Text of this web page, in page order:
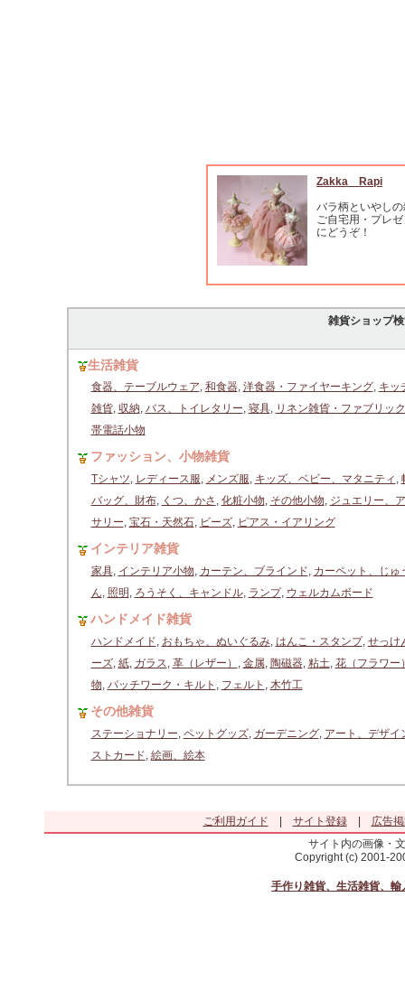
Zakka Rapi
バラ柄といやし
ご自宅用・プレ
にどうぞ！
雑貨ショップ
生活雑貨
食器、テーブルウェア, 和食器, 洋食器・ファイヤーキング, キッ
雑貨, 収納, バス、トイレタリー, 寝具, リネン雑貨・ファブリック
帯電話小物
ファッション、小物雑貨
Tシャツ, レディース服, メンズ服, キッズ、ベビー、マタニティ ,
バッグ、財布, くつ、かさ , 化粧小物, その他小物, ジュエリー、
サリー, 宝石・天然石, ビーズ, ピアス・イアリング
インテリア雑貨
家具, インテリア小物, カーテン、ブラインド, カーペット、じゅ
ん, 照明 , ろうそく、キャンドル, ランプ, ウェルカムボード
ハンドメイド雑貨
ハンドメイド, おもちゃ、ぬいぐるみ, はんこ・スタンプ, せっけ
ーズ, 紙, ガラス, 革（レザー） , 金属, 陶磁器, 粘土, 花（フラワー
物, パッチワーク・キルト , フェルト , 木竹工
その他雑貨
ステーショナリー, ペットグッズ, ガーデニング, アート、デザイ
ストカード, 絵画、絵本
ご利用ガイド サイト登録|
広告
サイト内の画像・
Copyright (c) 2001-
手作り雑貨、生活雑貨、